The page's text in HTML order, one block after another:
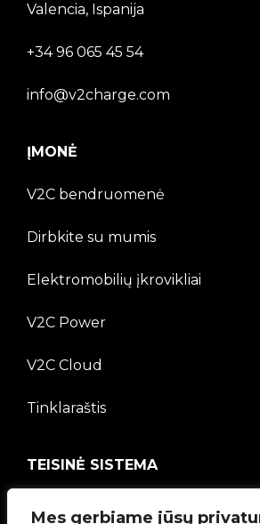
Mes gerbiame jūsų
Valencia, Ispanija
+34 96 065 45 54
info@v2charge.com
ĮMONĖ
V2C bendruomenė
Dirbkite su mumis
Elektromobilių įkrovikliai
V2C Power
V2C Cloud
Tinklaraštis
TEISINĖ SISTEMA
Privatumo politika